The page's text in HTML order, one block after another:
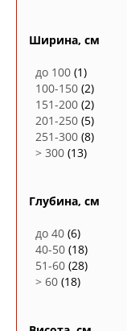
Ширина, см
до 100 (1)
100-150 (2)
151-200 (2)
201-250 (5)
251-300 (8)
> 300 (13)
Глубина, см
до 40 (6)
40-50 (18)
51-60 (28)
> 60 (18)